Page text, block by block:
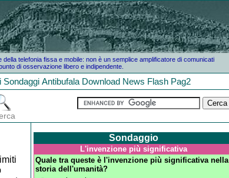
telefonia fissa e mobile: non è un semplice amplificatore di comunicati
di osservazione libero e indipendente.
Sondaggi Antibufala Download News Flash Pag2
Sondaggio
L'invenzione più significativa
Quale tra queste è l'invenzione più significativa nella
storia dell'umanità?